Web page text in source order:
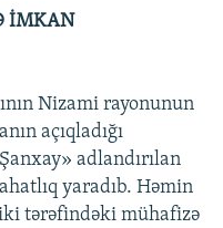
İMKAN
Nizami rayonunun
açıqladığı
adlandırılan
yaradıb. Həmin
tərəfindəki mühafizə